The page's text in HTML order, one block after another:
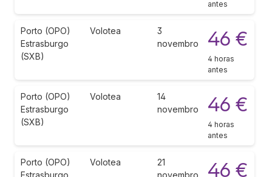
antes
Porto (OPO)
Estrasburgo
(SXB)
Volotea
3
novembro
46 €
4 horas
antes
Porto (OPO)
Estrasburgo
(SXB)
Volotea
14
novembro
46 €
4 horas
antes
Porto (OPO)
Estrasburgo
Volotea
21
novembro
46 €